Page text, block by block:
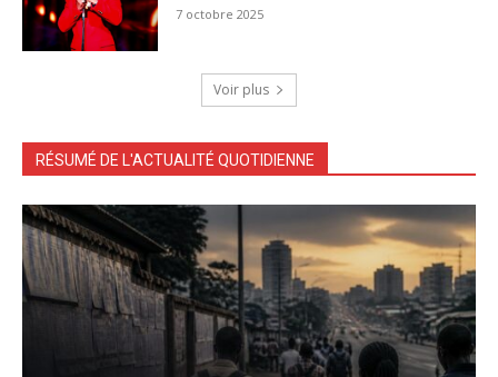
7 octobre 2025
Voir plus
RÉSUMÉ DE L'ACTUALITÉ QUOTIDIENNE